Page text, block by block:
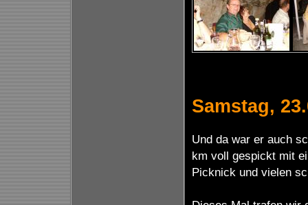
Samstag,
Und da war er auch
km voll gespickt mit
Picknick und vielen